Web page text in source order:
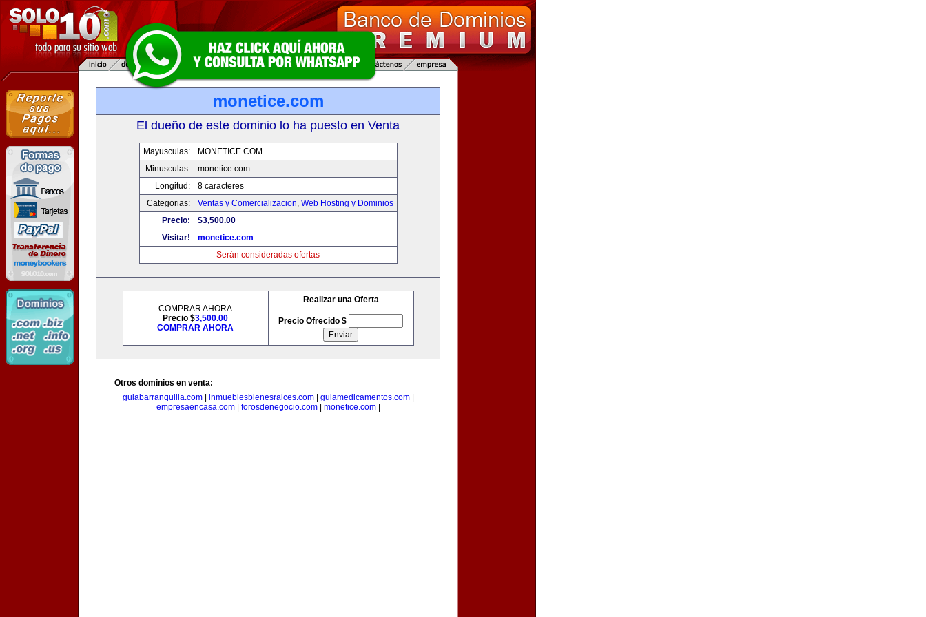
monetice.com
El dueño de este dominio lo ha puesto en Venta
Mayusculas:
MONETICE.COM
Minusculas:
monetice.com
Longitud:
8 caracteres
Categorias:
Ventas y Comercializacion, Web Hosting y Dominios
Precio:
$3,500.00
Visitar!
monetice.com
Serán consideradas ofertas
COMPRAR AHORA
Precio $3,500.00
COMPRAR AHORA
Realizar una Oferta
Precio Ofrecido $
Otros dominios en venta:
guiabarranquilla.com| inmueblesbienesraices.com| guiamedicamentos.com|
empresaencasa.com| forosdenegocio.com| monetice.com|